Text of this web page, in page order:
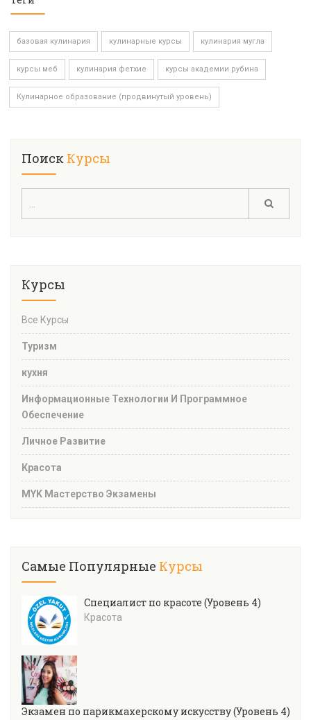
базовая кулинария кулинарные курсы кулинария мугла
курсы меб кулинария фетхие курсы академии рубина
Кулинарное образование (продвинутый уровень)
Поиск Курсы
Курсы
Все Курсы
Туризм
кухня
Информационные Технологии И Программное
Обеспечение
Личное Развитие
Красота
MYK Мастерство Экзамены
Самые Популярные Курсы
Специалист по красоте (Уровень 4)
Красота
Экзамен по парикмахерскому искусству (Уровень 4)